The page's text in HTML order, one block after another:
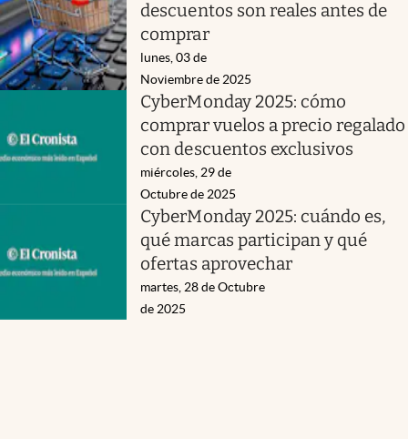
descuentos son reales antes de
comprar
lunes, 03 de
Noviembre de 2025
CyberMonday 2025: cómo
comprar vuelos a precio regalado
con descuentos exclusivos
miércoles, 29 de
Octubre de 2025
CyberMonday 2025: cuándo es,
qué marcas participan y qué
ofertas aprovechar
martes, 28 de Octubre
de 2025